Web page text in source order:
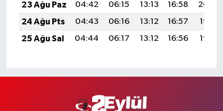
23 Ağu Paz
04:42 06:15 13:13 16:58
20:00
24 Ağu Pts
04:43 06:16 13:12 16:57
19:58
25 Ağu Sal
04:44 06:17 13:12 16:56 19:57